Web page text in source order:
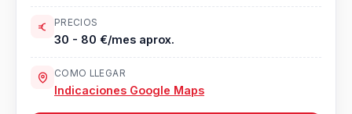
PRECIOS
30 - 80 €/mes aprox.
COMO LLEGAR
Indicaciones Google Maps